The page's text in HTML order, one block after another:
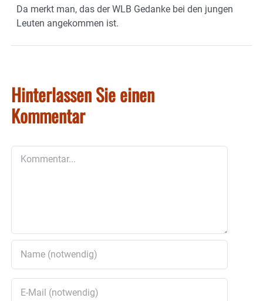
Da merkt man, das der WLB Gedanke bei den jungen
Leuten angekommen ist.
Hinterlassen Sie einen
Kommentar